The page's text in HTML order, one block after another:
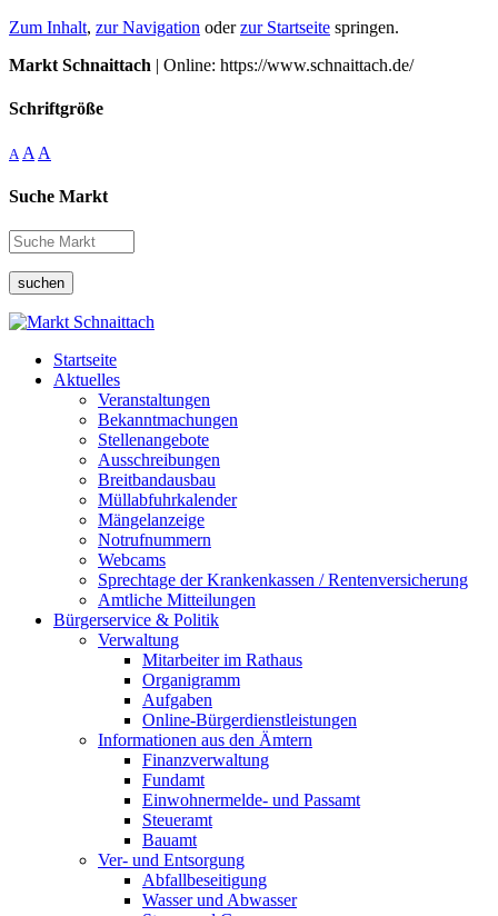
Zum Inhalt, zur Navigation oderzur Startseite springen.
Markt Schnaittach | Online: https://www.schnaittach.de/
Schriftgröße
A A A
Suche Markt
suchen
Startseite
Aktuelles
Veranstaltungen
Bekanntmachungen
Stellenangebote
Ausschreibungen
Breitbandausbau
Müllabfuhrkalender
Mängelanzeige
Notrufnummern
Webcams
Sprechtage der Krankenkassen / Rentenversicherung
Amtliche Mitteilungen
Bürgerservice & Politik
Verwaltung
Mitarbeiter im Rathaus
Organigramm
Aufgaben
Online-Bürgerdienstleistungen
Informationen aus den Ämtern
Finanzverwaltung
Fundamt
Einwohnermelde- und Passamt
Steueramt
Bauamt
Ver- und Entsorgung
Abfallbeseitigung
Wasser und Abwasser